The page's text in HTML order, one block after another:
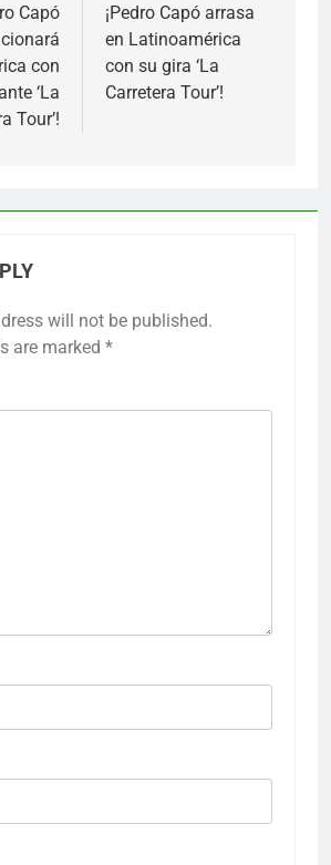
Capó
con
‘La
Tour’!
¡Pedro Capó arrasa
en Latinoamérica
con su gira ‘La
Carretera Tour’!
will not be published.
are marked *